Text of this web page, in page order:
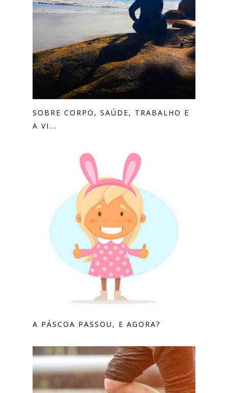
SOBRE CORPO, SAÚDE, TRABALHO E
A VI...
A PÁSCOA PASSOU, E AGORA?